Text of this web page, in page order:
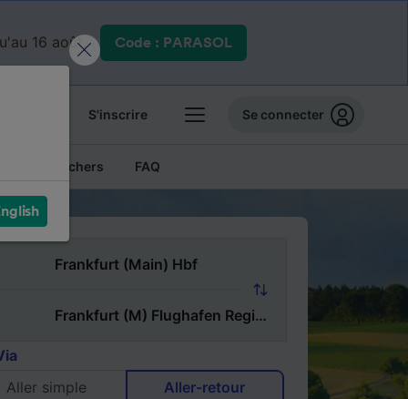
16 août. Code : PARASOL
S'inscrire Se connecter
Billets pas chers FAQ
Aller simple
Aller-retour